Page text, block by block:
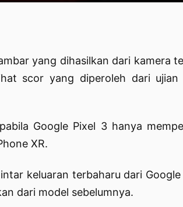
yang dihasilkan dari kamera
scor yang diperoleh dari ujian
Google Pixel 3 hanya
XR.
keluaran terbaharu dari
dari model sebelumnya.